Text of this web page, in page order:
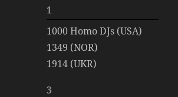
1
1000 Homo DJs (USA)
1349 (NOR)
1914 (UKR)
3